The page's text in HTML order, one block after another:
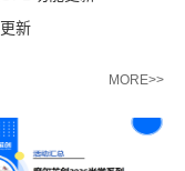
新
MORE>>